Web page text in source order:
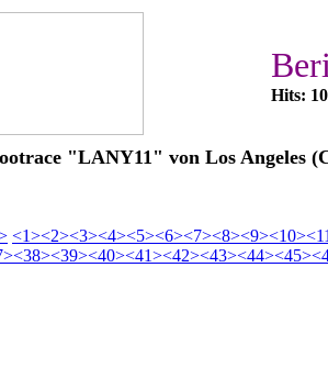
Hits:
"LANY11" von Los Angeles
<1><2><3><4><5><6><7><8><9><10>
<38><39><40><41><42><43><44><45>